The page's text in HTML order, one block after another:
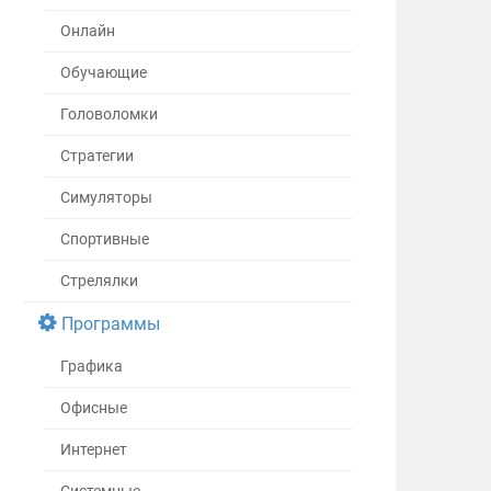
Онлайн
Обучающие
Головоломки
Стратегии
Симуляторы
Спортивные
Стрелялки
Программы
Графика
Офисные
Интернет